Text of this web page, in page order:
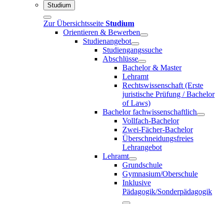
Studium
Zur Übersichtsseite Studium
Orientieren & Bewerben
Studienangebot
Studiengangssuche
Abschlüsse
Bachelor & Master
Lehramt
Rechtswissenschaft (Erste
juristische Prüfung / Bachelor
of Laws)
Bachelor fachwissenschaftlich
Vollfach-Bachelor
Zwei-Fächer-Bachelor
Überschneidungsfreies
Lehrangebot
Lehramt
Grundschule
Gymnasium/Oberschule
Inklusive
Pädagogik/Sonderpädagogik